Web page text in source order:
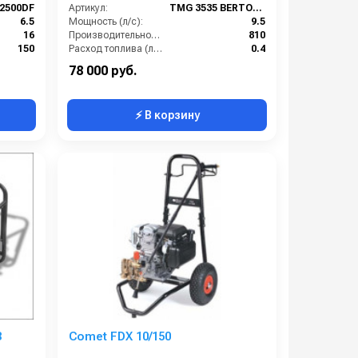
6.5
16
150
Артикул:
TMG 3535 BERTOLINI moto
Мощность (л/с):
9.5
Производительность (л/ч):
810
Расход топлива (л/ч):
0.4
78 000 руб.
⚡ В корзину
Comet FDX 10/150